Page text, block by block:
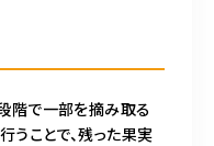
階で一部を摘み取る
うことで、残った果実